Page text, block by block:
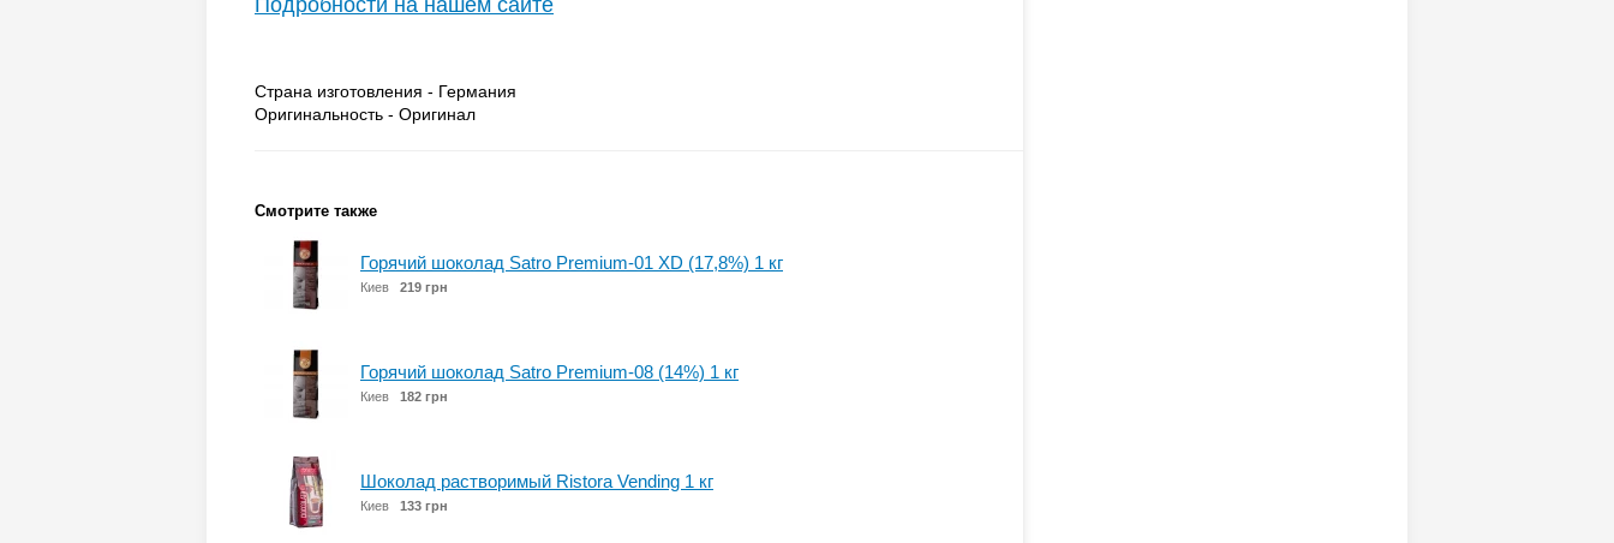
Подробности на нашем сайте
Страна изготовления - Германия
Оригинальность - Оригинал
Смотрите также
Горячий шоколад Satro Premium-01 XD (17,8%) 1 кг
Киев 219 грн
Горячий шоколад Satro Premium-08 (14%) 1 кг
Киев 182 грн
Шоколад растворимый Ristora Vending 1 кг
Киев 133 грн